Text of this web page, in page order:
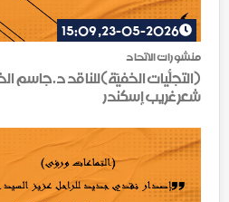
منشورات الاتحاد
23-05-2026, 15:09
(التجلّياتُ الخفيّة)للناقد د.جاسم
شعر غريب إسكندر